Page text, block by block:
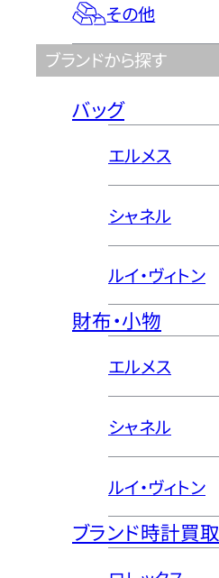
その他
ブランドから探す
バッグ
エルメス
シャネル
ルイ・ヴィトン
財布・小物
エルメス
シャネル
ルイ・ヴィトン
ブランド時計買取